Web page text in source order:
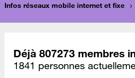
Infos réseaux mobile internet et fixe
Déjà 807273 membres
1841 personnes